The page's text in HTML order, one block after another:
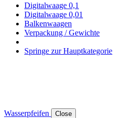
Digitalwaage 0,1
Digitalwaage 0,01
Balkenwaagen
Verpackung / Gewichte
Springe zur Hauptkategorie
Wasserpfeifen Close